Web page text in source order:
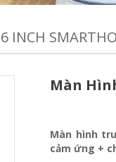
INCH
Màn
Màn hình
cảm ứng +